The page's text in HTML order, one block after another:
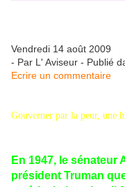
Vendredi 14 août 2009
- Par L' Aviseur - Publié
Ecrire un commentaire
Gouverner par la peur, une
En 1947, le sénateur
président Truman